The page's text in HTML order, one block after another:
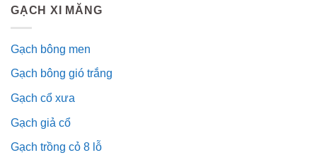
GẠCH XI MĂNG
Gạch bông men
Gạch bông gió trắng
Gạch cổ xưa
Gạch giả cổ
Gạch trồng cỏ 8 lỗ